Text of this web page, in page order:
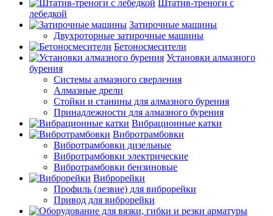
Штатив-треноги с
лебедкой
Затирочные машины
Двухроторные затирочные машины
Бетоносмесители
Установки алмазного
бурения
Системы алмазного сверления
Алмазные дрели
Стойки и станины для алмазного бурения
Принадлежности для алмазного бурения
Вибрационные катки
Вибротрамбовки
Вибротрамбовки дизельные
Вибротрамбовки электрические
Вибротрамбовки бензиновые
Виброрейки
Профиль (лезвие) для виброрейки
Привод для виброрейки